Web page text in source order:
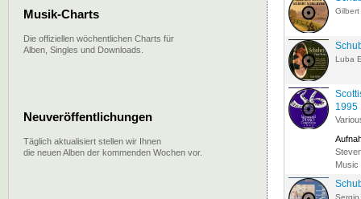
Luba
1995
Music
Sergio
Musik-Charts
Die offiziellen wöchentlichen Charts für
Alben, Singles und Downloads.
Neuveröffentlichungen
Täglich aktualisiert stellen wir Ihnen
die neuen Alben der kommenden Wochen vor.